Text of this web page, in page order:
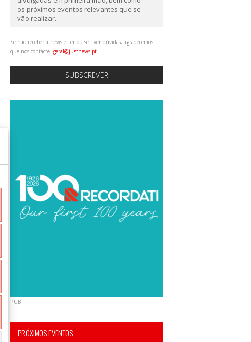
os próximos eventos relevantes que se
vão realizar.
Se não receber a newsletter ou se tiver dúvidas, agradecemos
que nos contacte: geral@justnews.pt
SUBSCREVER
PUB
PRÓXIMOS EVENTOS